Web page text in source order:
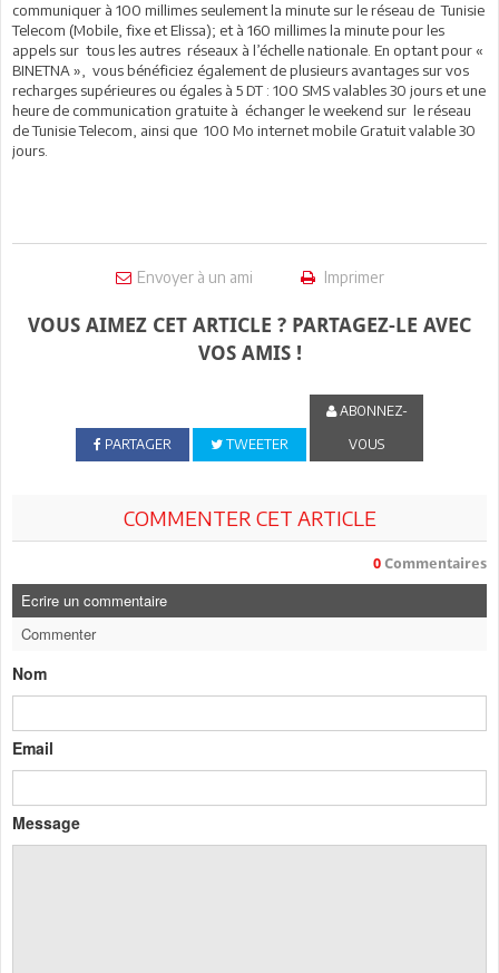
communiquer à 100 millimes seulement la minute sur le réseau de Tunisie
Telecom (Mobile, fixe et Elissa); et à 160 millimes la minute pour les
appels sur tous les autres réseaux à l’échelle nationale. En optant pour «
BINETNA », vous bénéficiez également de plusieurs avantages sur vos
recharges supérieures ou égales à 5 DT : 100 SMS valables 30 jours et une
heure de communication gratuite à échanger le weekend sur le réseau
de Tunisie Telecom, ainsi que 100 Mo internet mobile Gratuit valable 30
jours.
Envoyer à un ami Imprimer
VOUS AIMEZ CET ARTICLE ? PARTAGEZ-LE AVEC
VOS AMIS !
PARTAGER TWEETER
ABONNEZ-
VOUS
COMMENTER CET ARTICLE
0 Commentaires
Ecrire un commentaire
Commenter
Nom
Email
Message